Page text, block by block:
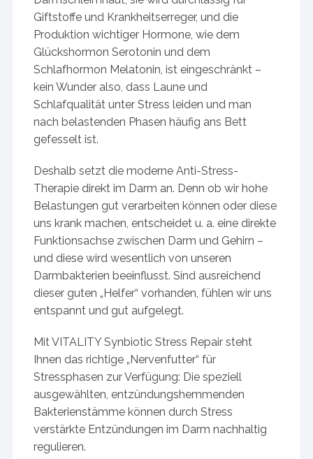
Giftstoffe und Krankheitserreger, und die
Produktion wichtiger Hormone, wie dem
Glückshormon Serotonin und dem
Schlafhormon Melatonin, ist eingeschränkt –
kein Wunder also, dass Laune und
Schlafqualität unter Stress leiden und man
nach belastenden Phasen häufig ans Bett
gefesselt ist.
Deshalb setzt die moderne Anti-Stress-
Therapie direkt im Darm an. Denn ob wir hohe
Belastungen gut verarbeiten können oder diese
uns krank machen, entscheidet u. a. eine direkte
Funktionsachse zwischen Darm und Gehirn –
und diese wird wesentlich von unseren
Darmbakterien beeinflusst. Sind ausreichend
dieser guten „Helfer“ vorhanden, fühlen wir uns
entspannt und gut aufgelegt.
Mit VITALITY Synbiotic Stress Repair steht
Ihnen das richtige „Nervenfutter“ für
Stressphasen zur Verfügung: Die speziell
ausgewählten, entzündungshemmenden
Bakterienstämme können durch Stress
verstärkte Entzündungen im Darm nachhaltig
regulieren.